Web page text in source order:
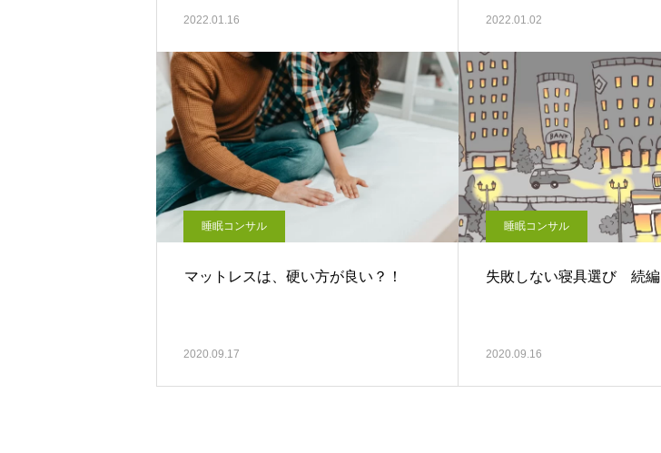
2022.01.16 2022.01.02
睡眠コンサル
マットレスは、硬い方が良い？！
2020.09.17
睡眠コンサル
失敗しない寝具選び 続編
2020.09.16